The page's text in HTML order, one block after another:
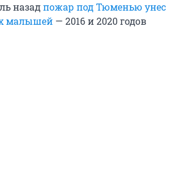
назадпожар под Тюменью унес
малышей — 2016 и 2020 годов